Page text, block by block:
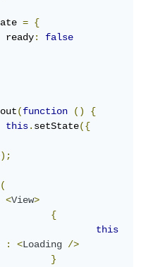
=
{
			ready
:
false
(function ()
{
this.setState({
);
(
<View>
{
this
: <Loading
/>
}